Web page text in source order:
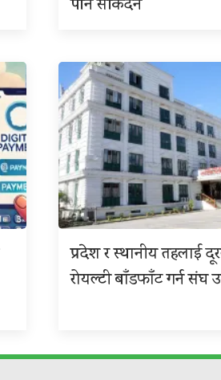
पनि सकिँदैन
प्रदेश र स्थानीय तहलाई
रोयल्टी बाँडफाँट गर्न संघ